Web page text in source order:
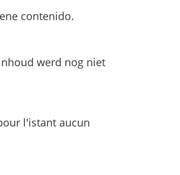
contenido.
werd nog niet
l'istant aucun